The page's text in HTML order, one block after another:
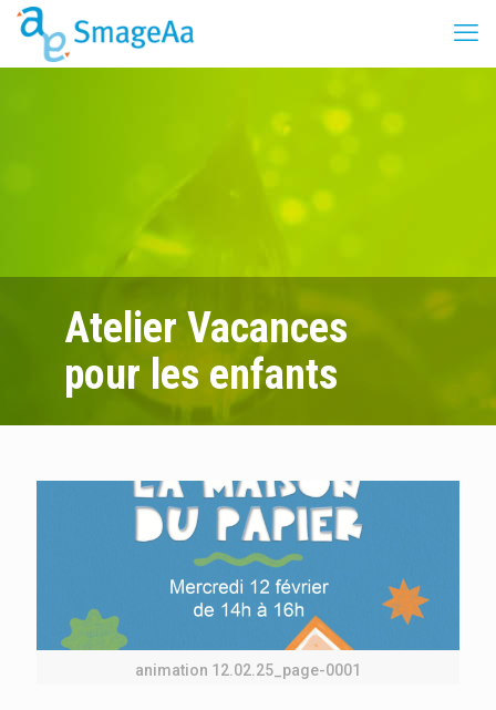
Atelier Vacances
pour les enfants
animation 12.02.25_page-0001